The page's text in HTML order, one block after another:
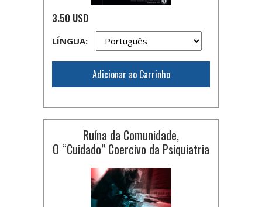
3.50 USD
LÍNGUA:
Adicionar ao Carrinho
Ruína da Comunidade,
O “Cuidado” Coercivo da Psiquiatria